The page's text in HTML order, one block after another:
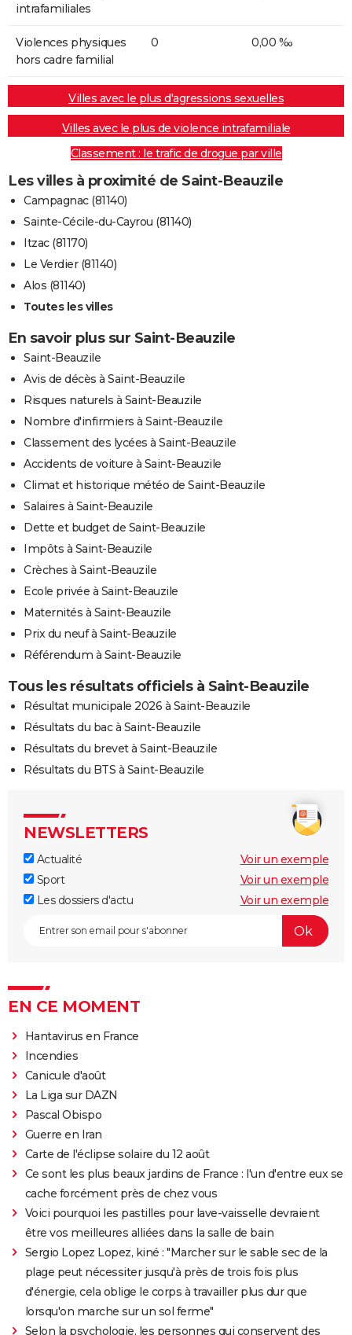
intrafamiliales
Violences physiques
hors cadre familial
0 0,00 ‰
Villes avec le plus d'agressions sexuelles
Villes avec le plus de violence intrafamiliale
Classement : le trafic de drogue par ville
Les villes à proximité de Saint-Beauzile
Campagnac (81140)
Sainte-Cécile-du-Cayrou (81140)
Itzac (81170)
Le Verdier (81140)
Alos (81140)
Toutes les villes
En savoir plus sur Saint-Beauzile
Saint-Beauzile
Avis de décès à Saint-Beauzile
Risques naturels à Saint-Beauzile
Nombre d'infirmiers à Saint-Beauzile
Classement des lycées à Saint-Beauzile
Accidents de voiture à Saint-Beauzile
Climat et historique météo de Saint-Beauzile
Salaires à Saint-Beauzile
Dette et budget de Saint-Beauzile
Impôts à Saint-Beauzile
Crèches à Saint-Beauzile
Ecole privée à Saint-Beauzile
Maternités à Saint-Beauzile
Prix du neuf à Saint-Beauzile
Référendum à Saint-Beauzile
Tous les résultats officiels à Saint-Beauzile
Résultat municipale 2026 à Saint-Beauzile
Résultats du bac à Saint-Beauzile
Résultats du brevet à Saint-Beauzile
Résultats du BTS à Saint-Beauzile
NEWSLETTERS
Actualité
Voir un exemple
Sport
Voir un exemple
Les dossiers d'actu
Voir un exemple
EN CE MOMENT
Hantavirus en France
Incendies
Canicule d'août
La Liga sur DAZN
Pascal Obispo
Guerre en Iran
Carte de l'éclipse solaire du 12 août
Ce sont les plus beaux jardins de France : l'un d'entre eux se
cache forcément près de chez vous
Voici pourquoi les pastilles pour lave-vaisselle devraient
être vos meilleures alliées dans la salle de bain
Sergio Lopez Lopez, kiné : "Marcher sur le sable sec de la
plage peut nécessiter jusqu'à près de trois fois plus
d'énergie, cela oblige le corps à travailler plus dur que
lorsqu'on marche sur un sol ferme"
Selon la psychologie, les personnes qui conservent des